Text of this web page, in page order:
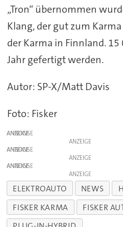
„Tron“ übernommen
Klang, der gut zum
der Karma in Finnland.
Jahr gefertigt werden.
Autor: SP-X/Matt Davis
Foto: Fisker
ANZEIGE
ANZEIGE
ANZEIGE
ANZEIGE
ANZEIGE
ANZEIGE
ELEKTROAUTO NEWS
FISKER KARMA
FISKER